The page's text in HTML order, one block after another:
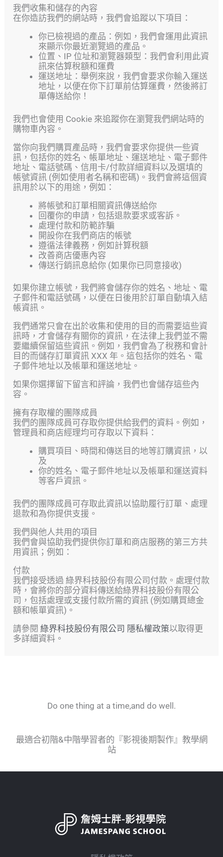
我們收集和儲存的內容
在你造訪我們的網站時，我們會追蹤以下項目：
你已檢視過的產品：例如，我們會運用此資訊
來顯示你最近瀏覽過的產品。
位置、IP 位址和瀏覽器類型：我們會利用此資
訊來估算稅額和運費
運送地址：舉例來說，我們會要求你輸入運送
地址，以便在你下訂單前估算運費，然後將訂
單傳送給你！
我們也會使用 Cookie 來追蹤你在瀏覽我們網站時的
購物車內容。
當你向我們購買產品時，我們會要求你提供一些資
訊，包括你的姓名、帳單地址、運送地址、電子郵件
地址、電話號碼、信用卡/付款詳細資料以及選填的
帳號資訊 (例如使用者名稱和密碼)。我們會將這個資
訊用於以下的用途，例如：
將帳號和訂單相關資訊傳送給你
回覆你的申請，包括退款要求或客訴。
處理付款和防範詐騙
開設你在我們商店的帳號
遵循法律義務，例如計算稅額
改善商店優惠內容
傳送行銷訊息給你 (如果你已同意接收)
如果你建立帳號，我們將會儲存你的姓名、地址、電
子郵件和電話號碼，以便在日後用於訂單自動填入結
帳資訊。
我們通常只會在出於收集和使用的目的而需要這些資
訊時，才會儲存有關你的資訊，在法律上我們並不需
要繼續保留這些資訊。例如，我們會為了稅務和會計
目的而儲存訂單資訊 XXX 年。這包括你的姓名、電
子郵件地址以及帳單和運送地址。
如果你選擇留下留言和評論，我們也會儲存這些內
容。
擁有存取權的團隊成員
我們的團隊成員可存取你提供給我們的資料。例如，
管理員和商店經理均可存取以下資料：
購買項目、時間和傳送目的地等訂購資訊，以
及
你的姓名、電子郵件地址以及帳單和運送資料
等客戶資訊。
我們的團隊成員可存取此資訊以協助履行訂單、處理
退款和為你提供支援。
我們與他人共用的項目
我們會與協助我們提供你訂單和商店服務的第三方共
用資訊；例如：
付款
我們接受透過 綠界科技股份有限公司付款。處理付款
時，會將你的部分資料傳送給綠界科技股份有限公
司，包括處理或支援付款所需的資訊 (例如購買總金
額和帳單資訊)。
請參閱綠界科技股份有限公司 隱私權政策以取得更
多詳細資料。
Do one thing at a time,and do well.
最適合初階&中階學習者的『影視後期製作』教學網
站